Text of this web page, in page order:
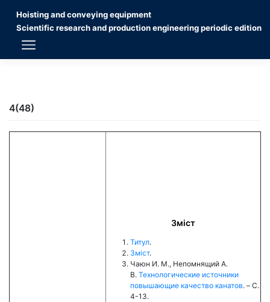
content
Hoisting and conveying equipment
Scientific research and production engineering periodic edition
4(48)
Зміст
Титул.
Зміст.
Чаюн И. М., Непомнящий А.
В. Технологические источники
повышающие качество канатов. – C.
4-13.